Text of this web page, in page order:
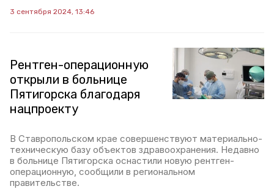
3 сентября 2024, 13:46
Рентген-операционную
открыли в больнице
Пятигорска благодаря
нацпроекту
В Ставропольском крае совершенствуют материально-
техническую базу объектов здравоохранения. Недавно
в больнице Пятигорска оснастили новую рентген-
операционную, сообщили в региональном
правительстве.